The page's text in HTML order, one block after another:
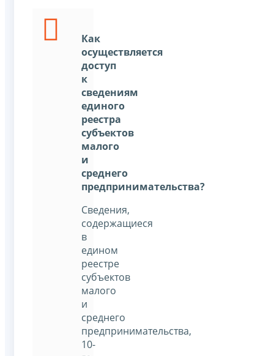
Как
осуществляется
доступ
к
сведениям
единого
реестра
субъектов
малого
и
среднего
предпринимательства?
Сведения,
содержащиеся
в
едином
реестре
субъектов
малого
и
среднего
предпринимательства,
10-